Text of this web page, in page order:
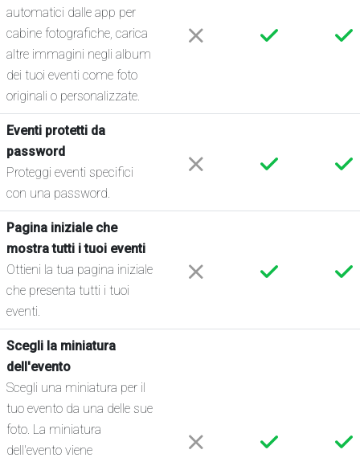
automatici dalle app per
cabine fotografiche, carica
altre immagini negli album
dei tuoi eventi come foto
originali o personalizzate.
Eventi protetti da
password
Proteggi eventi specifici
con una password.
Pagina iniziale che
mostra tutti i tuoi eventi
Ottieni la tua pagina iniziale
che presenta tutti i tuoi
eventi.
Scegli la miniatura
dell'evento
Scegli una miniatura per il
tuo evento da una delle sue
foto. La miniatura
dell'evento viene